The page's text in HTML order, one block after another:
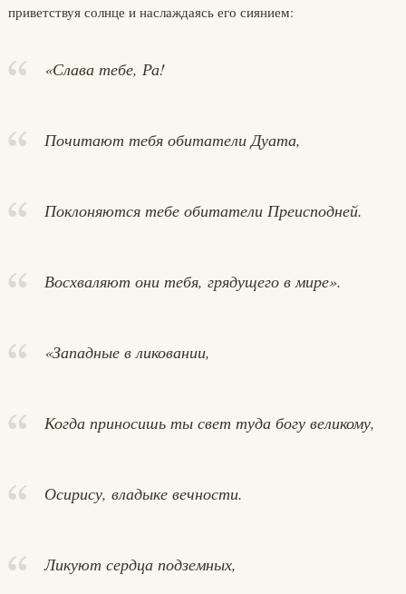
приветствуя солнце и наслаждаясь его сиянием:
«Слава тебе, Ра!
Почитают тебя обитатели Дуата,
Поклоняются тебе обитатели Преисподней.
Восхваляют они тебя, грядущего в мире».
«Западные в ликовании,
Когда приносишь ты свет туда богу великому,
Осирису, владыке вечности.
Ликуют сердца подземных,